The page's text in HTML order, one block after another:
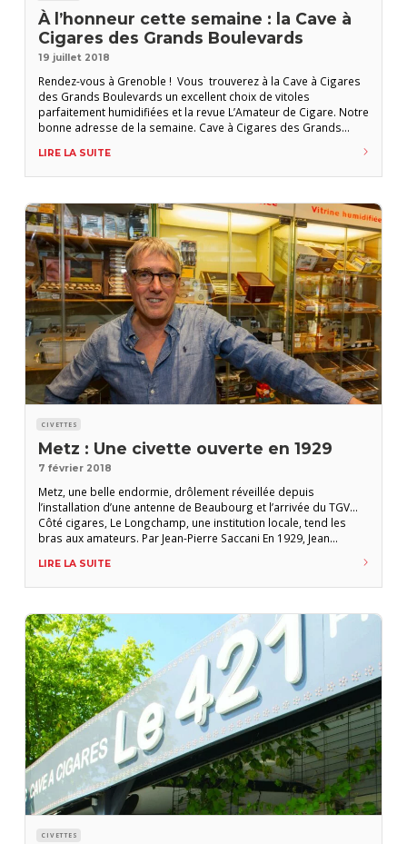
À l’honneur cette semaine : la Cave à
Cigares des Grands Boulevards
19 juillet 2018
Rendez-vous à Grenoble ! Vous trouverez à la Cave à Cigares
des Grands Boulevards un excellent choix de vitoles
parfaitement humidifiées et la revue L’Amateur de Cigare. Notre
bonne adresse de la semaine. Cave à Cigares des Grands
53 58 tabacdesgrandsboulevards@orange.fr Ouvert du lundi
au samedi de 6h à
LIRE LA SUITE
CIVETTES
Metz : Une civette ouverte en 1929
7 février 2018
Metz, une belle endormie, drôlement réveillée depuis
l’installation d’une antenne de Beaubourg et l’arrivée du TGV…
Côté cigares, Le Longchamp, une institution locale, tend les
bras aux amateurs. Par Jean-Pierre Saccani En 1929, Jean
à côté de la place Saint-Louis, un fleuron médiéval. Quelques
décennies plus tard, sa
LIRE LA SUITE
CIVETTES